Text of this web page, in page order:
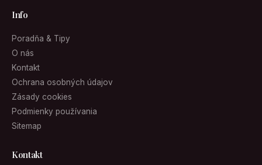
Info
Poradňa & Tipy
O nás
Kontakt
Ochrana osobných údajov
Zásady cookies
Podmienky používania
Sitemap
Kontakt